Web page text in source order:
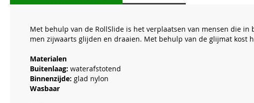
Met behulp van de RollSlide is het verplaatsen van mensen die
men zijwaarts glijden en draaien. Met behulp van de glijmat
Materialen
Buitenlaag: waterafstotend
Binnenzijde: glad nylon
Wasbaar